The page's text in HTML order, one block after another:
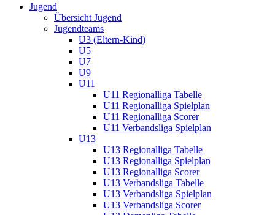
Jugend
Übersicht Jugend
Jugendteams
U3 (Eltern-Kind)
U5
U7
U9
U11
U11 Regionalliga Tabelle
U11 Regionalliga Spielplan
U11 Regionalliga Scorer
U11 Verbandsliga Spielplan
U13
U13 Regionalliga Tabelle
U13 Regionalliga Spielplan
U13 Regionalliga Scorer
U13 Verbandsliga Tabelle
U13 Verbandsliga Spielplan
U13 Verbandsliga Scorer